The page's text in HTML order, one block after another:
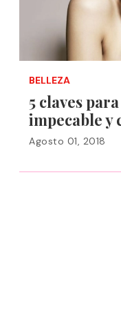
BELLEZA
5 claves
impecable y
Agosto 01, 2018